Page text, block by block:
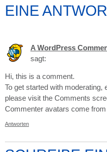
EINE
A WordPress
sagt:
Hi, this is a comment.
To get started with moderating,
please visit the Comments
Commenter avatars come from
Antworten